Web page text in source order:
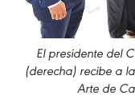
El presidente del
(derecha) recibe a
Arte de